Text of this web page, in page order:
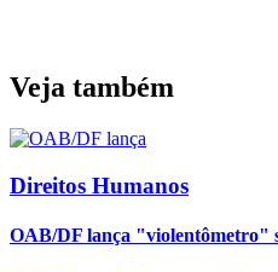
Veja também
Direitos Humanos
OAB/DF lança "violentômetro"